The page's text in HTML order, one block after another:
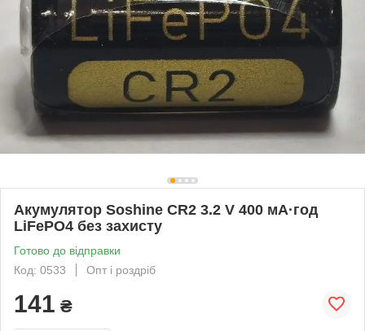
Акумулятор Soshine CR2 3.2 V 400 мА·год
LiFePO4 без захисту
Готово до відправки
Код: 0533
Опт і роздріб
141 ₴